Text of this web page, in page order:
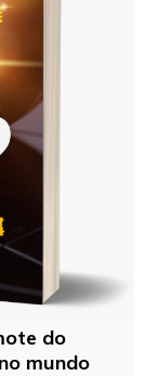
do
mundo